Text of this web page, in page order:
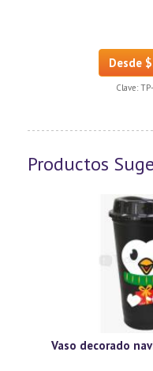
Desde
Clave:
Productos
Vaso decorado